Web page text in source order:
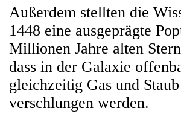
Außerdem stellten die
1448 eine ausgeprägte
Millionen Jahre alten
dass in der Galaxie
gleichzeitig Gas und
verschlungen werden.